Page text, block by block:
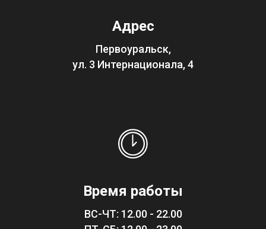
Адрес
Первоуральск,
ул. 3 Интернационала, 4
Время работы
ВС-ЧТ: 12.00 - 22.00